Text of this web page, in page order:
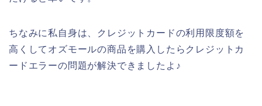
ちなみに私自身は、クレジットカードの利用限度額を
高くしてオズモールの商品を購入したらクレジットカ
ードエラーの問題が解決できましたよ♪